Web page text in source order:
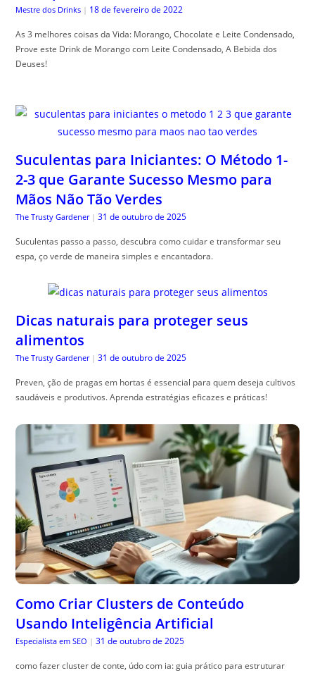
Mestre dos Drinks | 18 de fevereiro de 2022
As 3 melhores coisas da Vida: Morango, Chocolate e Leite Condensado,
Prove este Drink de Morango com Leite Condensado, A Bebida dos
Deuses!
Suculentas para Iniciantes: O Método 1-
2-3 que Garante Sucesso Mesmo para
Mãos Não Tão Verdes
The Trusty Gardener | 31 de outubro de 2025
Suculentas passo a passo, descubra como cuidar e transformar seu
espa, ço verde de maneira simples e encantadora.
Dicas naturais para proteger seus
alimentos
The Trusty Gardener | 31 de outubro de 2025
Preven, ção de pragas em hortas é essencial para quem deseja cultivos
saudáveis e produtivos. Aprenda estratégias eficazes e práticas!
Como Criar Clusters de Conteúdo
Usando Inteligência Artificial
Especialista em SEO | 31 de outubro de 2025
como fazer cluster de conte, údo com ia: guia prático para estruturar